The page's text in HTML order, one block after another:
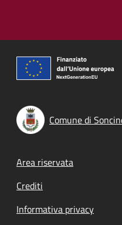
Comune di
Footer menu
Area riservata
Crediti
Informativa privacy